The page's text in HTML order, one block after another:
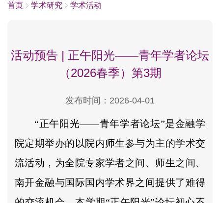
首页 学术研究 学术活动
活动预告 | 正午阳光——青年学者论坛
（2026春季）第3期
发布时间：2026-04-01
“正午阳光——青年学者论坛”是金融学
院定期举办的以院内师生参与为主的学术交
流活动，为全院专家学者之间、师生之间、
南开金融与国际国内学术界之间提供了难得